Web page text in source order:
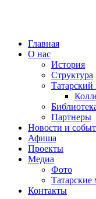
Главная
О нас
История
Структура
Татарский
Партнеры
Новости и
Афиша
Проекты
Медиа
Фото
Контакты